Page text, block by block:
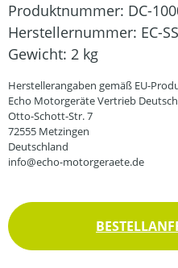
Produktnummer: DC-
Herstellernummer: EC-
Gewicht: 2 kg
Herstellerangaben gemäß EU-
Echo Motorgeräte Vertrieb
Otto-Schott-Str. 7
72555 Metzingen
Deutschland
info@echo-motorgeraete.de